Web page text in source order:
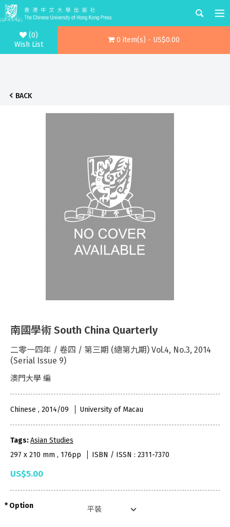
(0)
Wish List
0 item(s) - US$0.00
BACK
南國學術 South China Quarterly
二零一四年 / 卷四 / 第三期 (總第九期) Vol.4, No.3, 2014
(Serial Issue 9)
澳門大學 編
Chinese , 2014/09 University of Macau
Tags:Asian Studies
297 x 210 mm , 176pp
ISBN / ISSN : 2311-7370
US$5.00
Option